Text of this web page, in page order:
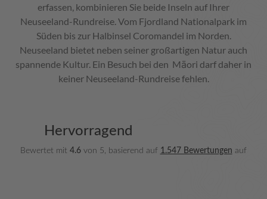
erfassen, kombinieren Sie beide Inseln auf Ihrer
Neuseeland-Rundreise. Vom Fjordland Nationalpark im
Süden bis zur Halbinsel Coromandel im Norden.
Neuseeland bietet neben seiner großartigen Natur auch
spannende Kultur. Ein Besuch bei den Māori darf daher in
keiner Neuseeland-Rundreise fehlen.